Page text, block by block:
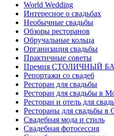
World Wedding
Интересное о свадьбах
Необычные свадьбы
Обзоры ресторанов
Обручальные кольца
Организация свадьбы
Практичные советы
Премия СТОЛИЧНЫЙ
Репортажи со свадеб
Ресторан для свадьбы
Ресторан для свадьбы в
Ресторан и отель для
Рестораны для свадьбы в
Свадебная мода и стиль
Свадебная фотосессия